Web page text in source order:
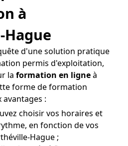
à
d'une solution pratique
permis d'exploitation,
la formation en ligneà
forme de formation
:
choisir vos horaires et
en fonction de vos
Hague ;